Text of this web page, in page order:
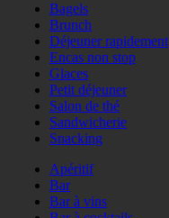
Bagels
Brunch
Déjeuner rapidement
Encas non stop
Glaces
Petit déjeuner
Salon de thé
Sandwicherie
Snacking
Apéritif
Bar
Bar à vins